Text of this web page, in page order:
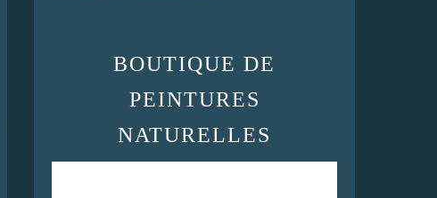
BOUTIQUE DE
PEINTURES
NATURELLES